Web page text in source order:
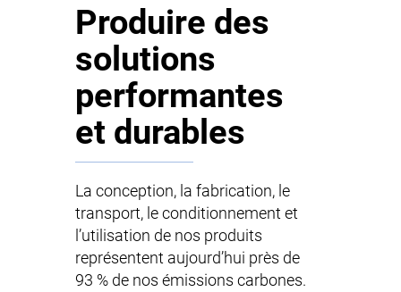
Produire des
solutions
performantes
et durables
La conception, la fabrication, le
transport, le conditionnement et
l’utilisation de nos produits
représentent aujourd’hui près de
93 % de nos émissions carbones.